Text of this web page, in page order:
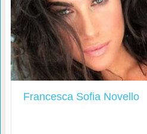
Francesca Sofia Novello